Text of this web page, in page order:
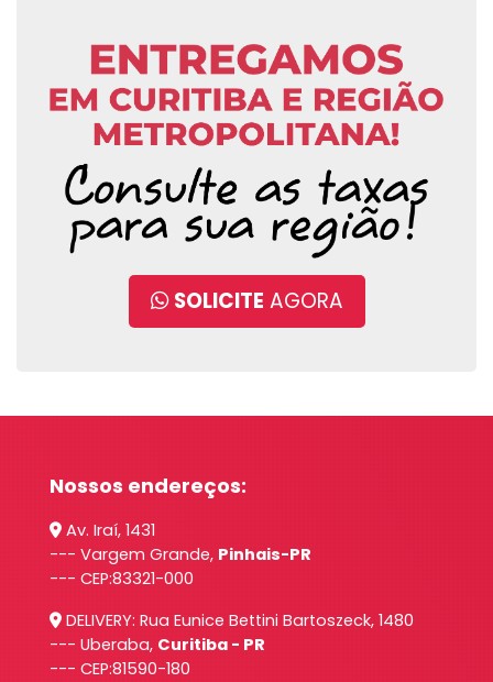
SOLICITE AGORA
Nossos endereços:
Av. Iraí, 1431
--- Vargem Grande, Pinhais-PR
--- CEP:83321-000
DELIVERY: Rua Eunice Bettini Bartoszeck, 1480
--- Uberaba, Curitiba - PR
--- CEP:81590-180